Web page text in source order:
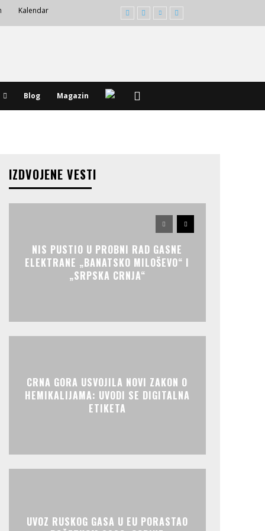
Kalendar
Blog Magazin
IZDVOJENE VESTI
NIS PUSTIO U PROBNI RAD GASNE
ELEKTRANE „BANATSKO MILOŠEVO“ I
„SRPSKA CRNJA“
CRNA GORA USVOJILA NOVI ZAKON O
HEMIKALIJAMA: UVODI SE DIGITALNA
ETIKETA
UVOZ RUSKOG GASA U EU PORASTAO